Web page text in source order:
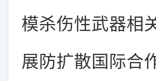
模杀伤性武器相
展防扩散国际合